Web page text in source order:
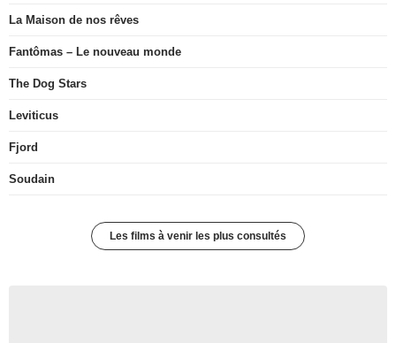
La Maison de nos rêves
Fantômas – Le nouveau monde
The Dog Stars
Leviticus
Fjord
Soudain
Les films à venir les plus consultés